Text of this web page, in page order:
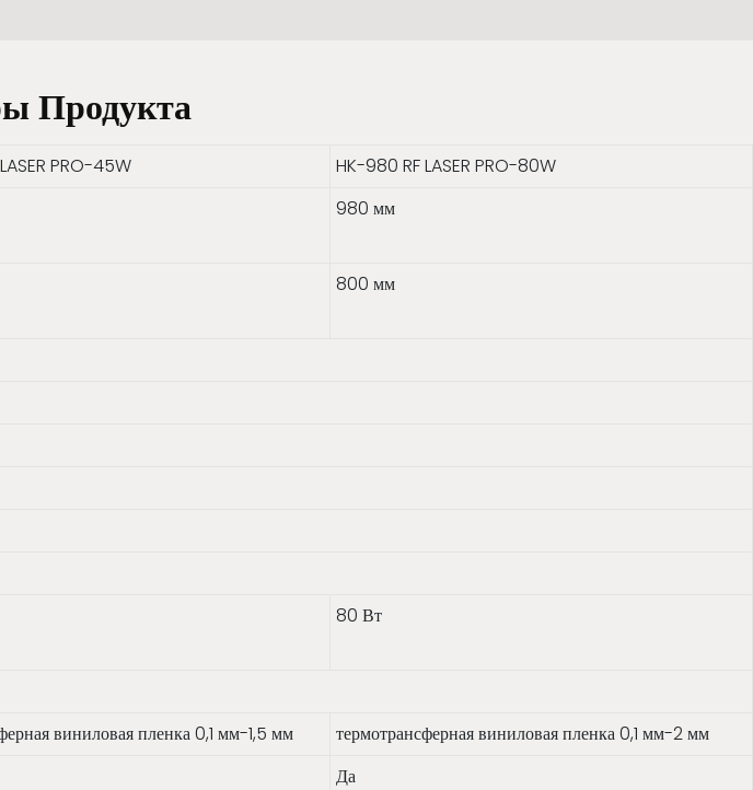
Продукта
PRO-45W
HK-980 RF LASER PRO-80W
980 мм
800 мм
80 Вт
виниловая пленка 0,1 мм-1,5 мм
термотрансферная виниловая пленка 0,1 мм-2 мм
Да